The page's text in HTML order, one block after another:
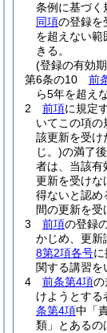
条例に基づく
同項の登録を
を超えない
きる。
(登録の有効
第6条の10
前
ら5年を超え
2
前項に規定
いてこの項の
該更新を受け
じ。)の満了
者は、当該有
更新を受けな
得ないと認め
間の更新を受
3
前項の登録
かじめ、更新
8第2項各号
関する講習を
4
前条第4項の
けようとする
条第4項中「
類」とあるの